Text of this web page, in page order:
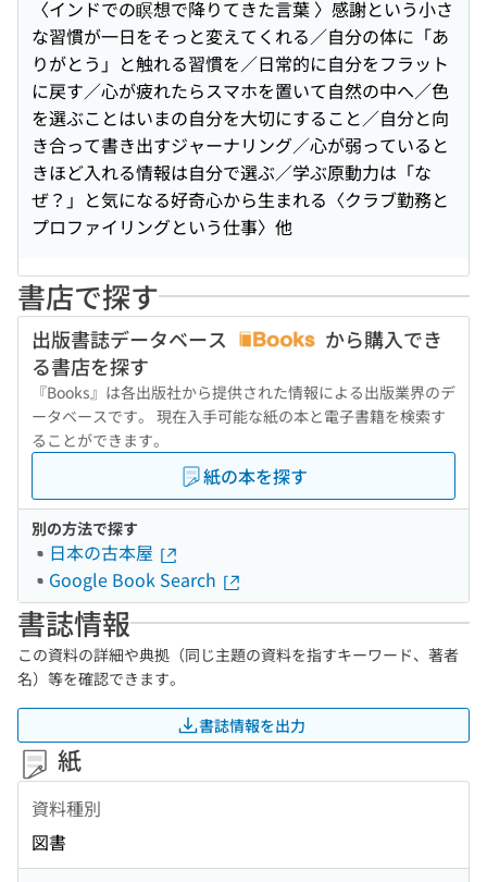
〈インドでの瞑想で降りてきた言葉 〉感謝という小さ
な習慣が一日をそっと変えてくれる／自分の体に「あ
りがとう」と触れる習慣を／日常的に自分をフラット
に戻す／心が疲れたらスマホを置いて自然の中へ／色
を選ぶことはいまの自分を大切にすること／自分と向
き合って書き出すジャーナリング／心が弱っていると
きほど入れる情報は自分で選ぶ／学ぶ原動力は「な
ぜ？」と気になる好奇心から生まれる〈クラブ勤務と
プロファイリングという仕事〉他
書店で探す
出版書誌データベース
から購入でき
る書店を探す
『Books』は各出版社から提供された情報による出版業界のデ
ータベースです。 現在入手可能な紙の本と電子書籍を検索す
ることができます。
紙の本を探す
別の方法で探す
日本の古本屋
Google Book Search
書誌情報
この資料の詳細や典拠（同じ主題の資料を指すキーワード、著者
名）等を確認できます。
書誌情報を出力
紙
資料種別
図書